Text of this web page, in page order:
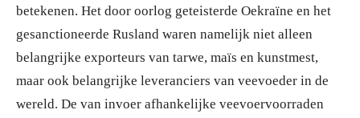
betekenen. Het door oorlog geteisterde Oekraïne en het
gesanctioneerde Rusland waren namelijk niet alleen
belangrijke exporteurs van tarwe, maïs en kunstmest,
maar ook belangrijke leveranciers van veevoeder in de
wereld. De van invoer afhankelijke veevoervoorraden